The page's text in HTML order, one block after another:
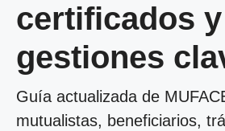
certificados y
gestiones
Guía actualizada de
mutualistas, beneficiarios,